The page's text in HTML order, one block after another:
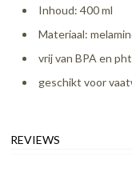
Inhoud: 400 ml
Materiaal:
vrij van BPA en
geschikt voor
REVIEWS